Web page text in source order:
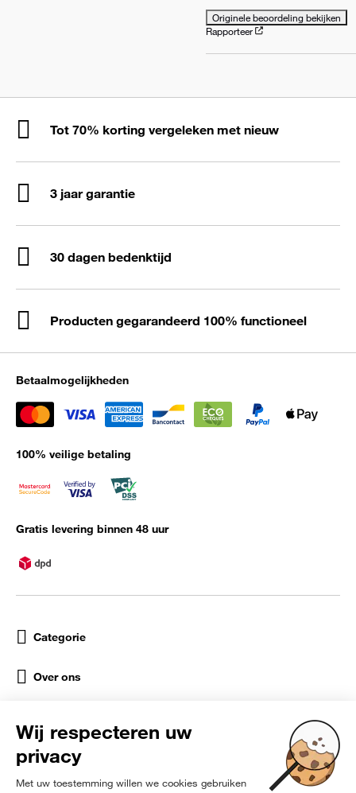
Originele beoordeling bekijken
Rapporteer
Tot 70% korting vergeleken met nieuw
3 jaar garantie
30 dagen bedenktijd
Producten gegarandeerd 100% functioneel
Betaalmogelijkheden
100% veilige betaling
Gratis levering binnen 48 uur
Categorie
Over ons
Sociale netwerken